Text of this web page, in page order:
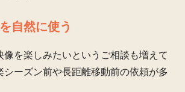
自然に使う
像を楽しみたいというご相談も増えて
シーズン前や長距離移動前の依頼が多